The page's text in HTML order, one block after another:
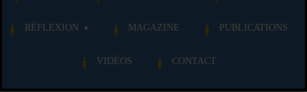
RÉFLEXION MAGAZINE PUBLICATIONS
VIDÉOS CONTACT